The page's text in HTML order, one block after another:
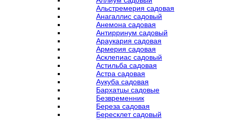
Альстремерия садовая
Анагаллис садовый
Анемона садовая
Антирринум садовый
Араукария садовая
Армерия садовая
Асклепиас садовый
Астильба садовая
Астра садовая
Аукуба садовая
Бархатцы садовые
Безвременник
Береза садовая
Бересклет садовый